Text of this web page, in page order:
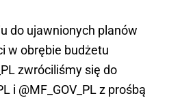
do ujawnionych planów
w obrębie budżetu
zwróciliśmy się do
i @MF_GOV_PLz prośbą